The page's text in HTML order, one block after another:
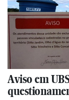
Aviso em